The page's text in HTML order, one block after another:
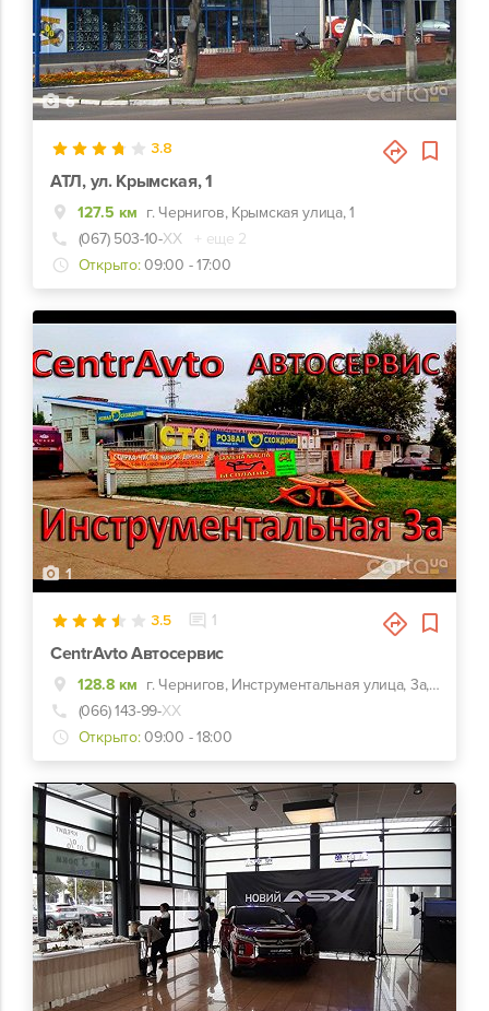
6
3.8
АТЛ, ул. Крымская, 1
127.5 км г. Чернигов, Крымская улица, 1
(067) 503-10-ХХ
+ еще 2
Открыто: 09:00 - 17:00
1
3.5 1
CentrAvto Автосервис
128.8 км
г. Чернигов, Инструментальная улица, 3а, заезд с улицы Казацкой (50 лет ВЛКСМ)
(066) 143-99-ХХ
Открыто: 09:00 - 18:00